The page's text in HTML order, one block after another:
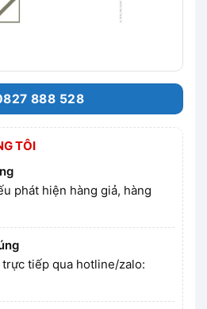
888 528
TÔI
phát hiện hàng giả, hàng
tiếp qua hotline/zalo: